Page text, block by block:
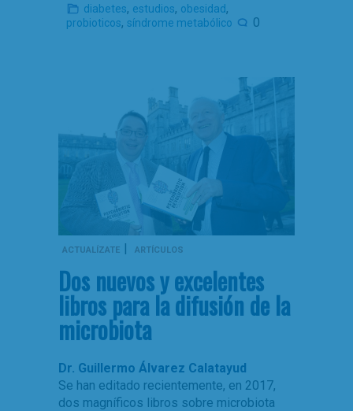
diabetes, estudios, obesidad,
probioticos, síndrome metabólico 0
ACTUALÍZATE | ARTÍCULOS
Dos nuevos y excelentes
libros para la difusión de la
microbiota
Dr. Guillermo Álvarez Calatayud
Se han editado recientemente, en 2017,
dos magníficos libros sobre microbiota